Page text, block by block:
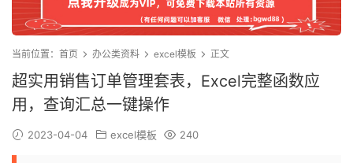
当前位置： 首页 办公类资料 excel模板 正文
超实用销售订单管理套表，Excel完整函数应
用，查询汇总一键操作
2023-04-04 excel模板 240